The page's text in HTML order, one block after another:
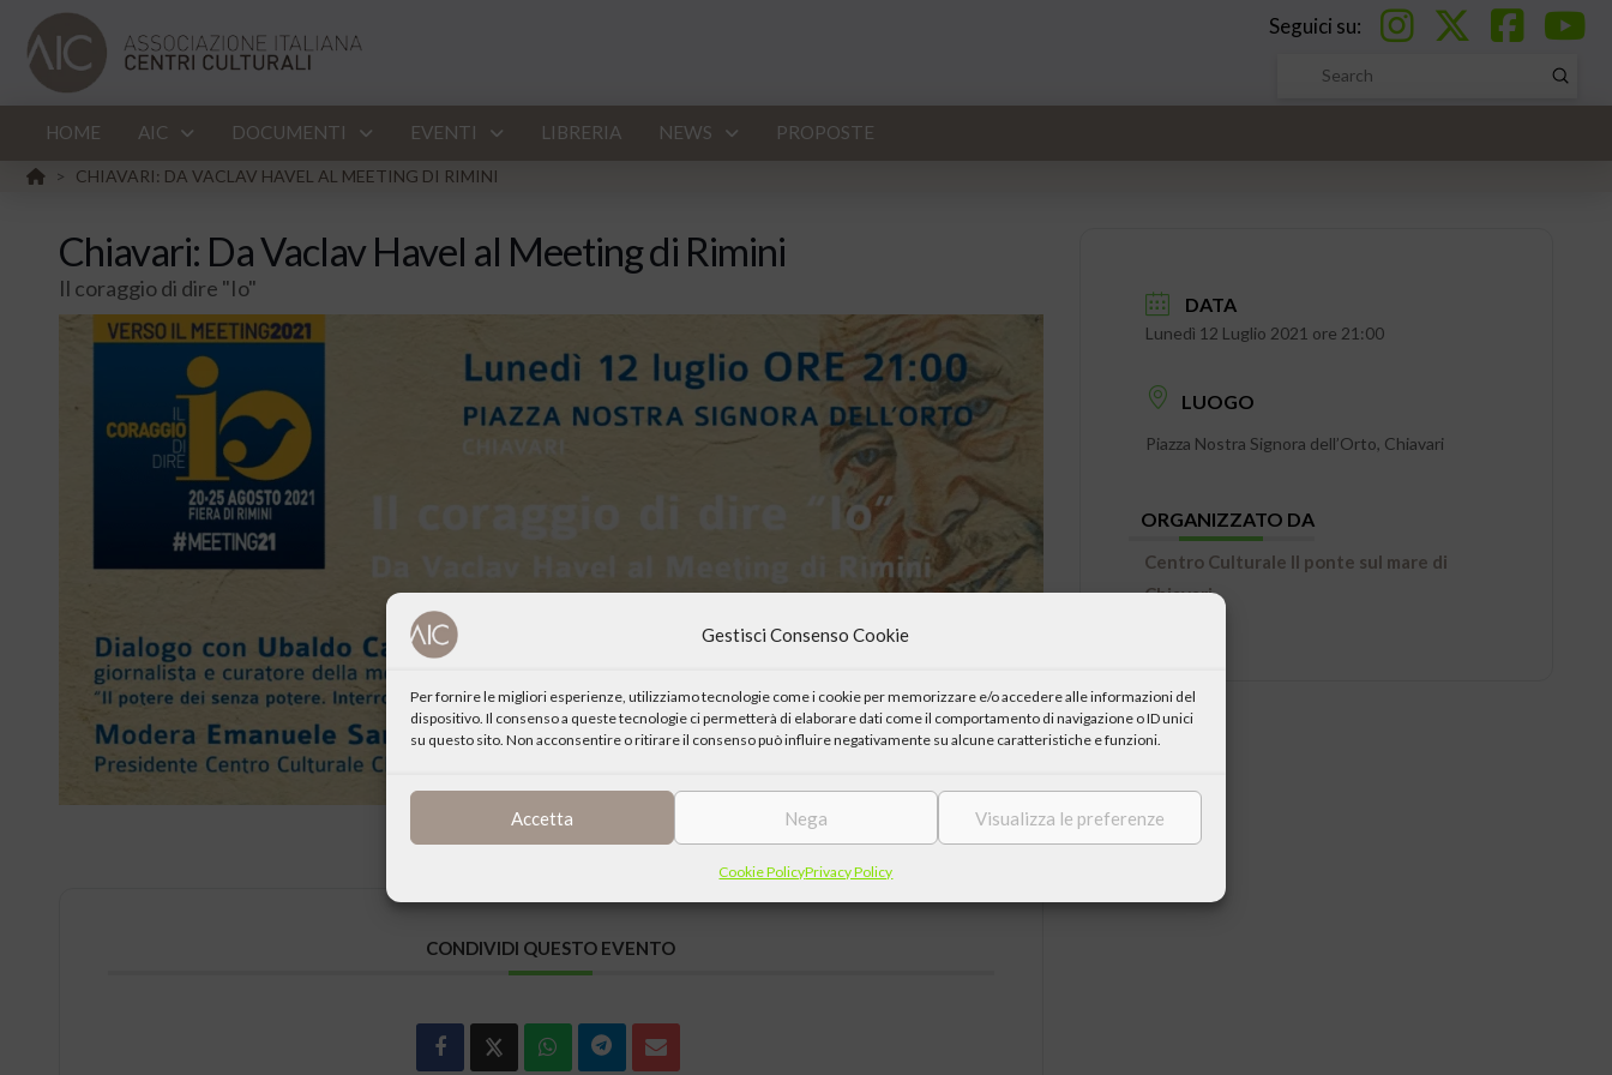
Gestisci Consenso Cookie
Per fornire le migliori esperienze, utilizziamo tecnologie come i cookie per memorizzare e/o accedere alle informazioni del
dispositivo. Il consenso a queste tecnologie ci permetterà di elaborare dati come il comportamento di navigazione o ID unici
su questo sito. Non acconsentire o ritirare il consenso può influire negativamente su alcune caratteristiche e funzioni.
Accetta Nega Visualizza le preferenze
Cookie PolicyPrivacy Policy
Seguici su:
Search
Submit
HOME AIC DOCUMENTI EVENTI LIBRERIA NEWS PROPOSTE
HOME
> CHIAVARI: DA VACLAV HAVEL AL MEETING DI RIMINI
Chiavari: Da Vaclav Havel al Meeting di Rimini
Il coraggio di dire "Io"
CONDIVIDI QUESTO EVENTO
DATA
Lunedì 12 Luglio 2021 ore 21:00
LUOGO
Piazza Nostra Signora dell’Orto, Chiavari
ORGANIZZATO DA
Centro Culturale Il ponte sul mare di
Chiavari